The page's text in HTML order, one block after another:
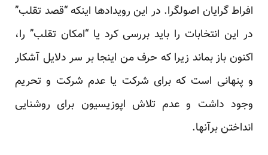
افراط گرایان اصولگرا. در این رویدادها اینکه “قصد تقلب”
در این انتخابات را باید بررسی کرد یا “امکان تقلب” را،
اکنون باز بماند زیرا که حرف من اینجا بر سر دلایل آشکار
و پنهانی است که برای شرکت یا عدم شرکت و تحریم
وجود داشت و عدم تلاش اپوزیسیون برای روشنایی
انداختن برآنها.